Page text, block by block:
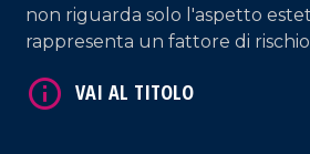
non riguarda solo l'aspetto
rappresenta un fattore di
tassi superano la media
VAI AL TITOLO